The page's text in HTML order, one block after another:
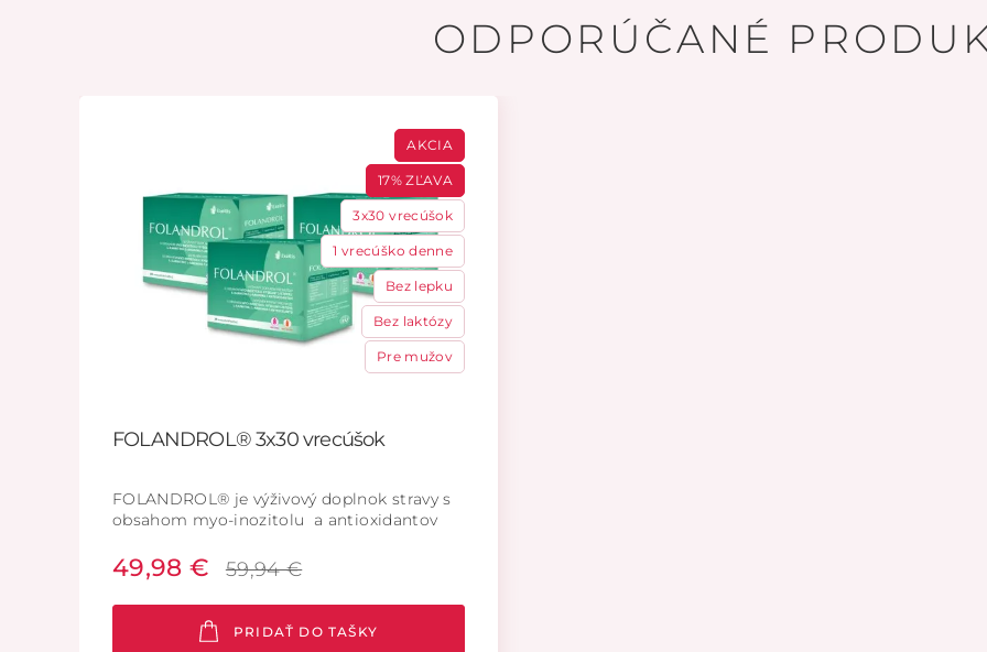
ODPORÚČANÉ
AKCIA
17% ZĽAVA
3x30 vrecúšok
1 vrecúško denne
Bez lepku
Bez laktózy
Pre mužov
FOLANDROL® 3x30 vrecúšok
FOLANDROL® je výživový doplnok stravy s
obsahom myo-inozitolu a antioxidantov
49,98 € 59,94 €
PRIDAŤ DO TAŠKY